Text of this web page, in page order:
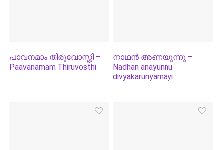
പാവനമാം തിരുവോസ്തി –
Paavanamam Thiruvosthi
നാഥൻ അണയുന്നു –
Nadhan anayunnu
divyakarunyamayi